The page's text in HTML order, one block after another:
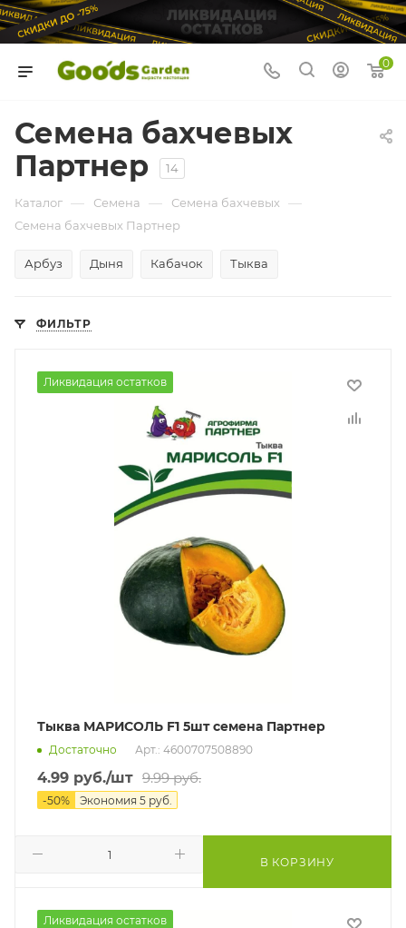
0
Семена бахчевых
Партнер
14
Каталог — Семена — Семена бахчевых —
Семена бахчевых Партнер
Арбуз Дыня Кабачок Тыква
ФИЛЬТР
Ликвидация остатков
Тыква МАРИСОЛЬ F1 5шт семена Партнер
Достаточно Арт.: 4600707508890
4.99 руб./шт 9.99руб.
-50% Экономия 5 руб.
В КОРЗИНУ
Ликвидация остатков